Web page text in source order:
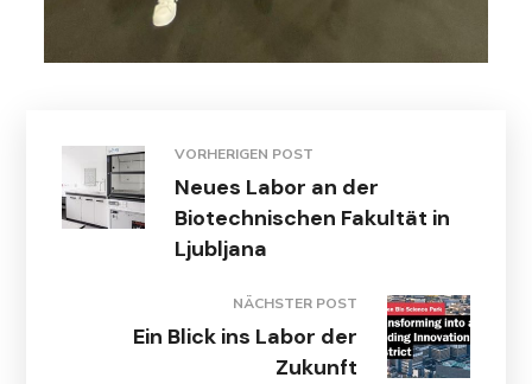
VORHERIGEN POST
Neues Labor an der
Biotechnischen Fakultät in
Ljubljana
NÄCHSTER POST
Ein Blick ins Labor der
Zukunft